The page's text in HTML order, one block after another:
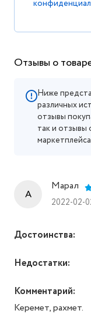
Отзывы о
Ниже
различных
отзывы
так и отзывы
A
Марал
2022-02-
Достоинства:
Недостатки:
Комментарий:
Керемет, рахмет.